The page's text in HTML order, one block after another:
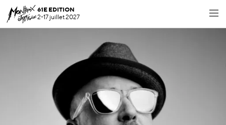
61E EDITION
2-17 juillet 2027